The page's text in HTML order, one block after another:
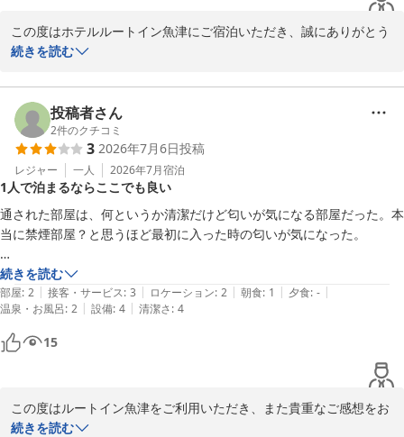
フロント　井出
ホテルルートイン魚津
2026-05-14
この度はホテルルートイン魚津にご宿泊いただき、誠にありがとう
ございます。
接客やロケーションにご満足いただけた一方で、朝食の品数やトイ
レの設備に関し、ご不便をおかけし申し訳ございませんでした。
いただきましたゴミ箱設置のご要望と朝食へのアドバイスを真摯に
受け止め、お客様に満足していただけるようサービスの向上に努め
て参ります。
またのお越しを心よりお待ち申し上げております。
ホテルルートイン魚津
2026-05-14
続きを読む
投稿者さん
2件のクチコミ
3 2026年7月6日投稿
レジャー 一人 2026年7月宿泊
1人で泊まるならここでも良い
通された部屋は、何というか清潔だけど匂いが気になる部屋だった。本
当に禁煙部屋？と思うほど最初に入った時の匂いが気になった。
朝食のバイキングは、サッと済ませるには丁度良い品数なのかもと感じ
た。品数少なめ。
お風呂は狭く、部屋のテレビで確認できる混雑状況は良く確認した方が
いい。
設備は揃っている方。レンジ・製氷機は共有場所に。部屋にタンブラー
や冷蔵庫もある。
続きを読む
部屋: 2 | 接客・サービス: 3 | ロケーション: 2 | 朝食: 1 | 夕食: - |
温泉・お風呂: 2 | 設備: 4 | 清潔さ: 4
15
この度はルートイン魚津をご利用いただき、また貴重なご感想をお
寄せいただき誠にありがとうございます。
続きを読む